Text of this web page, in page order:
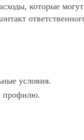
которые
условия.
профилю.